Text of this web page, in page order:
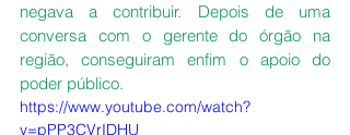
negava a contribuir. Depois de uma
conversa com o gerente do órgão na
região, conseguiram enfim o apoio do
poder público.
https://www.youtube.com/watch?
v=pPP3CVrIDHU